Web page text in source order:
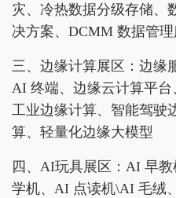
灾、冷热数据分级存储、
决方案、DCMM 数据管
三、边缘计算展区：边缘
AI 终端、边缘云计算平台
工业边缘计算、智能驾驶
算、轻量化边缘大模型
四、AI玩具展区：AI 早
学机、AI 点读机\AI 毛绒